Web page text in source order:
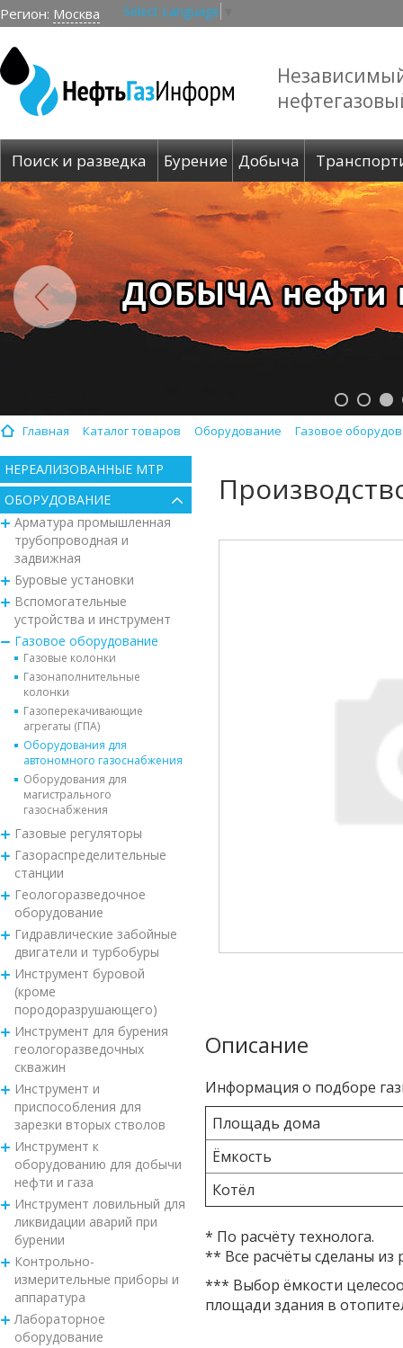
Регион: Москва Select Language
Поиск и разведка Бурение Добыча
Главная Каталог товаров Оборудование Газовое
НЕРЕАЛИЗОВАННЫЕ МТР
ОБОРУДОВАНИЕ
Арматура промышленная
трубопроводная и
задвижная
Буровые установки
Вспомогательные
устройства и инструмент
Газовое оборудование
Газовые колонки
Газонаполнительные
колонки
Газоперекачивающие
агрегаты (ГПА)
Оборудования для
автономного газоснабжения
Оборудования для
магистрального
газоснабжения
Газовые регуляторы
Газораспределительные
станции
Геологоразведочное
оборудование
Гидравлические забойные
двигатели и турбобуры
Инструмент буровой
(кроме
породоразрушающего)
Инструмент для бурения
геологоразведочных
скважин
Инструмент и
приспособления для
зарезки вторых стволов
Инструмент к
оборудованию для добычи
нефти и газа
Инструмент ловильный для
ликвидации аварий при
бурении
Контрольно-
измерительные приборы и
аппаратура
Лабораторное
оборудование
Описание
Информация о подборе
Площадь дома
Ёмкость
Котёл
* По расчёту технолога.
** Все расчёты сделаны из
*** Выбор ёмкости
площади здания в